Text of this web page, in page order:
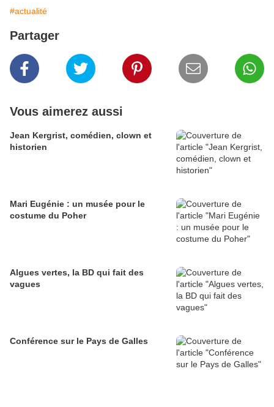
#actualité
Partager
Vous aimerez aussi
Jean Kergrist, comédien, clown et
historien
Mari Eugénie : un musée pour le
costume du Poher
Algues vertes, la BD qui fait des
vagues
Conférence sur le Pays de Galles